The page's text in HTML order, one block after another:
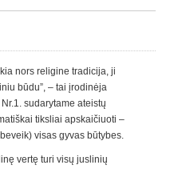
nors religine tradicija, ji
būdu”, – tai įrodinėja
sudarytame ateistų
tiksliai apskaičiuoti –
visas gyvas būtybes.
vertę turi visų juslinių